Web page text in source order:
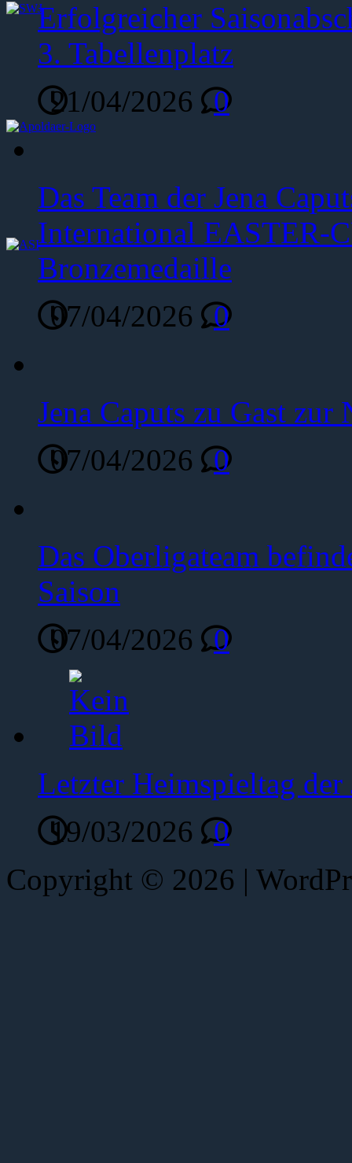
Erfolgreicher
3. Tabellenplatz
21/04/2026
0
Das Team der Jena
International EASTER-
Bronzemedaille
07/04/2026
0
Jena Caputs zu Gast zur
07/04/2026
0
Das Oberligateam
Saison
07/04/2026
0
Letzter Heimspieltag der
19/03/2026
0
Copyright © 2026 |